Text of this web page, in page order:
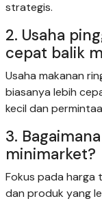
strategis.
2. Usaha
cepat balik
Usaha makanan
biasanya lebih
kecil dan
3.
minimarket?
Fokus pada harga
dan produk yang